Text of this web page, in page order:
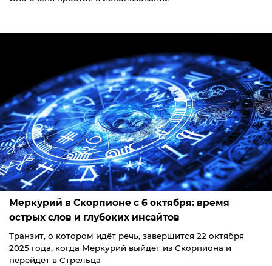
Меркурий в Скорпионе с 6 октября: время
острых слов и глубоких инсайтов
Транзит, о котором идёт речь, завершится 22 октября
2025 года, когда Меркурий выйдет из Скорпиона и
перейдёт в Стрельца